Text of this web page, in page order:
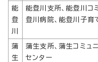
能
登
川
能登川支所、能登川コ
登川病院、能登川子育
蒲
生
蒲生支所、蒲生コミュ
センター